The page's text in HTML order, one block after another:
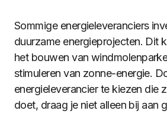
Sommige energieleveranciers
duurzame energieprojecten. Dit
het bouwen van
stimuleren van zonne-energie.
energieleverancier te kiezen die
doet, draag je niet alleen bij aan